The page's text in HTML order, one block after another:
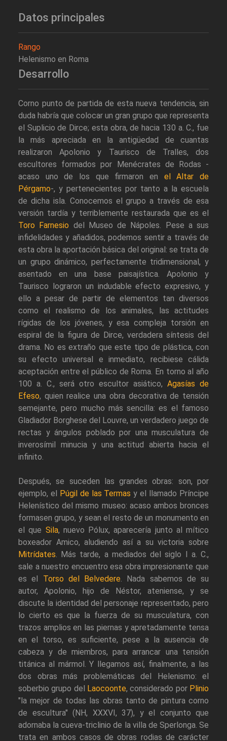
Datos principales
Rango
Helenismo en Roma
Desarrollo
Corno punto de partida de esta nueva tendencia, sin
duda habría que colocar un gran grupo que representa
el Suplicio de Dirce; esta obra, de hacia 130 a. C., fue
la más apreciada en la antigüedad de cuantas
realizaron Apolonio y Taurisco de Tralles, dos
escultores formados por Menécrates de Rodas -
acaso uno de los que firmaron en el Altar de
Pérgamo-, y pertenecientes por tanto a la escuela
de dicha isla. Conocemos el grupo a través de esa
versión tardía y terriblemente restaurada que es el
Toro Farnesio del Museo de Nápoles. Pese a sus
infidelidades y añadidos, podemos sentir a través de
esta obra la aportación básica del original: se trata de
un grupo dinámico, perfectamente tridimensional, y
asentado en una base paisajística. Apolonio y
Taurisco lograron un indudable efecto expresivo, y
ello a pesar de partir de elementos tan diversos
como el realismo de los animales, las actitudes
rígidas de los jóvenes, y esa compleja torsión en
espiral de la figura de Dirce, verdadera síntesis del
drama. No es extraño que este tipo de plástica, con
su efecto universal e inmediato, recibiese cálida
aceptación entre el público de Roma. En torno al año
100 a. C., será otro escultor asiático, Agasías de
Efeso, quien realice una obra decorativa de tensión
semejante, pero mucho más sencilla: es el famoso
Gladiador Borghese del Louvre, un verdadero juego de
rectas y ángulos poblado por una musculatura de
inverosímil minucia y una actitud abierta hacia el
infinito.
Después, se suceden las grandes obras: son, por
ejemplo, el
Púgil de las Termas y el llamado Príncipe
Helenístico del mismo museo: acaso ambos bronces
formasen grupo, y sean el resto de un monumento en
el que Sila, nuevo Pólux, aparecería junto al mítico
boxeador Amico, aludiendo así a su victoria sobre
Mitrídates. Más tarde, a mediados del siglo I a. C.,
sale a nuestro encuentro esa obra impresionante que
es el Torso del Belvedere. Nada sabemos de su
autor, Apolonio, hijo de Néstor, ateniense, y se
discute la identidad del personaje representado, pero
lo cierto es que la fuerza de su musculatura, con
trazos amplios en las piernas y apretadamente tensa
en el torso, es suficiente, pese a la ausencia de
cabeza y de miembros, para arrancar una tensión
titánica al mármol. Y llegamos así, finalmente, a las
dos obras más problemáticas del Helenismo: el
soberbio grupo del
Laocoonte, considerado por Plinio
"la mejor de todas las obras tanto de pintura corno
de escultura" (NH, XXXVI, 37), y el conjunto que
adornaba la cueva-triclinio de la villa de Sperlonga. Se
trata en ambos casos de obras rodias de carácter